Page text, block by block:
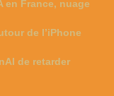
en France, nuage
de l’iPhone
de retarder